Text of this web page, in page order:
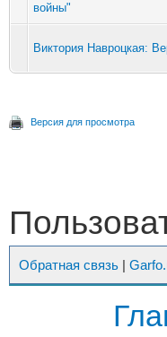
войны"
Виктория Навроцкая:
Версия для просмотра
Обратная связь |